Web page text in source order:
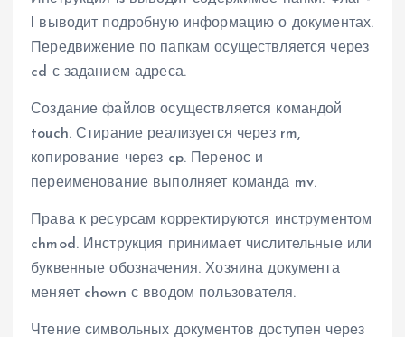
l выводит подробную информацию о документах.
Передвижение по папкам осуществляется через
cd с заданием адреса.
Создание файлов осуществляется командой
touch. Стирание реализуется через rm,
копирование через cp. Перенос и
переименование выполняет команда mv.
Права к ресурсам корректируются инструментом
chmod. Инструкция принимает числительные или
буквенные обозначения. Хозяина документа
меняет chown с вводом пользователя.
Чтение символьных документов доступен через